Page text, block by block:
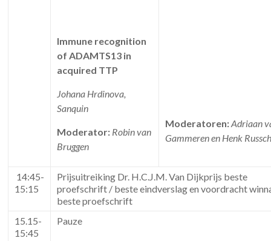
Immune recognition
of ADAMTS13 in
acquired TTP
Johana Hrdinova,
Sanquin
Moderator: Robin van
Bruggen
Moderatoren:Adriaan
Gammeren en Henk
14:45-
15:15
Prijsuitreiking Dr. H.C.J.M. Van Dijkprijs beste
proefschrift / beste eindverslag en voordracht
beste proefschrift
15.15-
15:45
Pauze